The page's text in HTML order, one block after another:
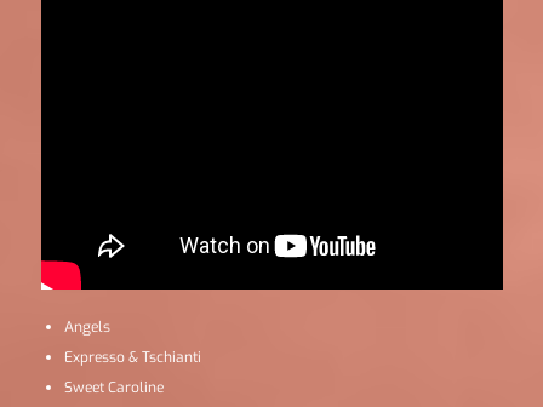
Angels
Expresso & Tschianti
Sweet Caroline